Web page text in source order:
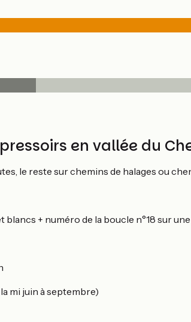
pressoirs en vallée du
le reste sur chemins de halages ou
blancs + numéro de la boucle n°18 sur
mi juin à septembre)